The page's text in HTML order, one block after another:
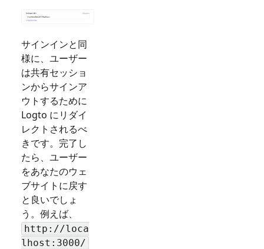
サインインと同
様に、ユーザー
は共有セッショ
ンからサインア
ウトするために
Logto にリダイ
レクトされるべ
きです。完了し
たら、ユーザー
をあなたのウェ
ブサイトに戻す
と良いでしょ
う。例えば、
http://loca
lhost:3000/